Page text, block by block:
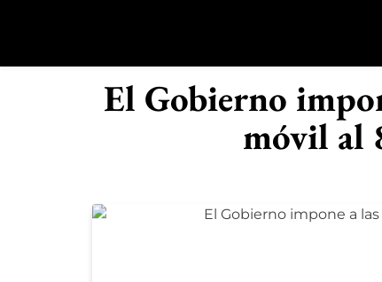
El Gobierno
móvil al